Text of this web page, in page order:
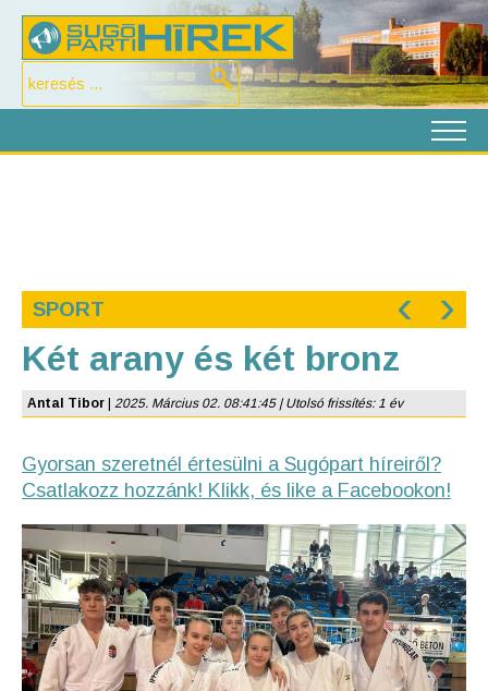
SPORT ‹ ›
Két arany és két bronz
Antal Tibor 2025. Március 02. 08:41:45 | Utolsó frissítés: 1 év
Gyorsan szeretnél értesülni a Sugópart híreiről?
Csatlakozz hozzánk! Klikk, és like a Facebookon!